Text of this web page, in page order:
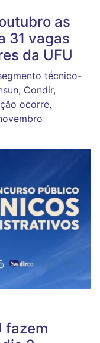
as
31 vagas
da UFU
técnico-
Condir,
ocorre,
fazem